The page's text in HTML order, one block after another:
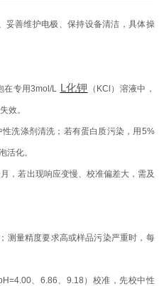
妥善维护电极、保持设备清洁，具体操
专用3mol/L L化钾 （KCl）溶液中，
效。
洗涤剂清洗；若有蛋白质污染，用5%
活化。
若出现响应变慢、校准偏差大，需及
量精度要求高或样品污染严重时，每
、6.86、9.18）校准，先校中性